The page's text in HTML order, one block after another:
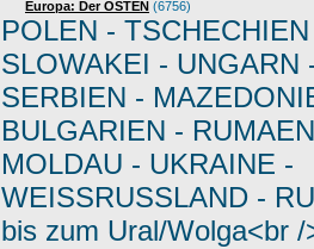
Europa: Der OSTEN (6756)
POLEN -
SLOWAKEI - UNGARN
SERBIEN -
BULGARIEN -
MOLDAU - UKRAINE -
WEISSRUSSLAND -
bis zum Ural/Wolga<br /